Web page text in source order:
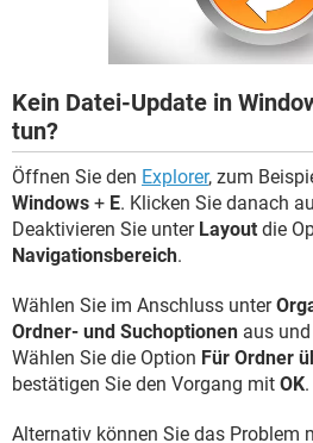
Kein Datei-Update in
tun?
Öffnen Sie den Explorer, zum
Windows + E. Klicken Sie danach
Deaktivieren Sie unter Layout die
Navigationsbereich.
Wählen Sie im Anschluss unter
Ordner- und Suchoptionen aus
Wählen Sie die Option Für Ordner
bestätigen Sie den Vorgang mit OK.
Alternativ können Sie das Problem